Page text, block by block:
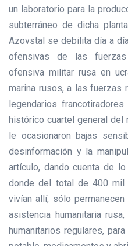
un laboratorio para la
subterráneo de dicha
Azovstal se debilita día a
ofensivas de las
ofensiva militar rusa en
marina rusos, a las fuerzas
legendarios
histórico cuartel general del
le ocasionaron bajas
desinformación y la
artículo, dando cuenta de
donde del total de 400 mil
vivían allí, sólo
asistencia humanitaria
humanitarios regulares,